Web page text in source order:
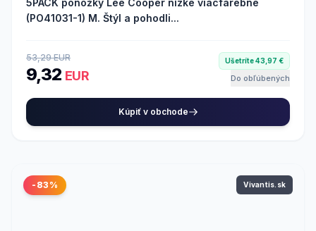
5PACK ponožky Lee Cooper nízke viacfarebné
(PO41031-1) M. Štýl a pohodli...
53,29 EUR
9,32 EUR
Ušetríte 43,97 €
Do obľúbených
Kúpiť v obchode
-83% Vivantis.sk